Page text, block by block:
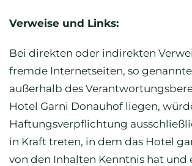
Verweise und Links:
Bei direkten oder indirekten
fremde Internetseiten, so
außerhalb des
Hotel Garni Donauhof liegen,
Haftungsverpflichtung
in Kraft treten, in dem das Hotel
von den Inhalten Kenntnis hat und